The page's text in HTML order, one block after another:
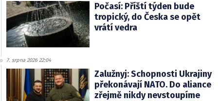
Počasí: Příští týden bude
tropický, do Česka se opět
vrátí vedra
7. srpna 2026 22:04
Zalužnyj: Schopnosti Ukrajiny
překonávají NATO. Do aliance
zřejmě nikdy nevstoupíme